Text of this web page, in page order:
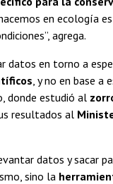
en ecología
agrega.
datos en torno a
, y no en base a
donde estudió al
resultados al
datos y sacar
sino la